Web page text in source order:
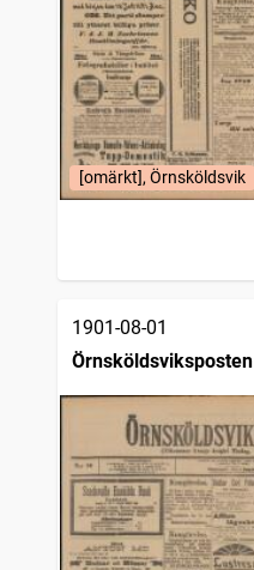
[omärkt], Örnsköldsvik
1901-08-01
Örnsköldsviksposten